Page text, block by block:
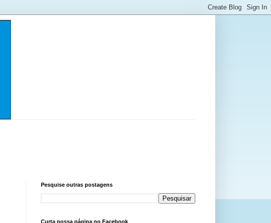
Pesquise outras postagens
Curta nossa página no Facebook